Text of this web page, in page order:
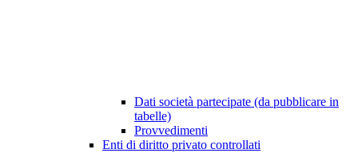
Dati società partecipate (da pubblicare in
tabelle)
Provvedimenti
Enti di diritto privato controllati